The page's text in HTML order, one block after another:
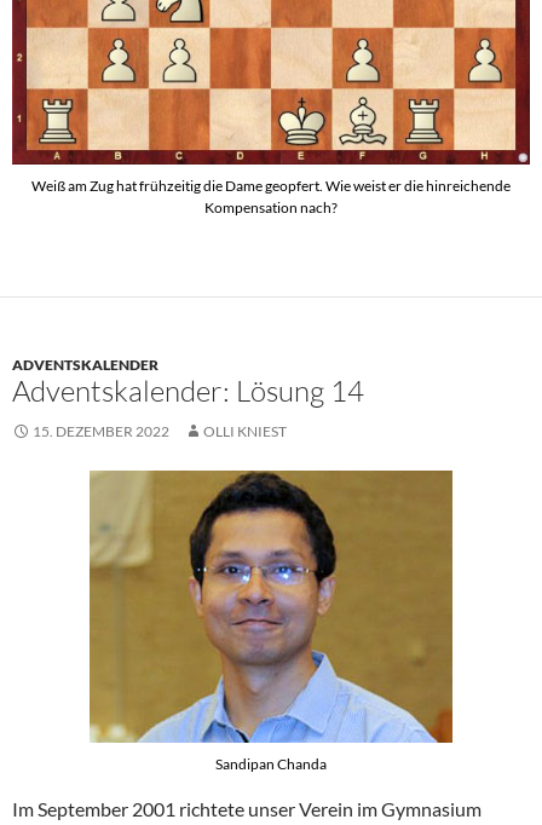
Weiß am Zug hat frühzeitig die Dame geopfert. Wie weist er die hinreichende
Kompensation nach?
ADVENTSKALENDER
Adventskalender: Lösung 14
15. DEZEMBER 2022 OLLI KNIEST
Sandipan Chanda
Im September 2001 richtete unser Verein im Gymnasium